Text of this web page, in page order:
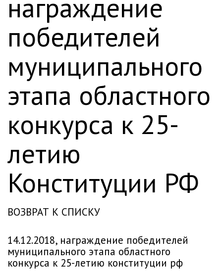
награждение
победителей
муниципального
этапа областного
конкурса к 25-
летию
Конституции РФ
ВОЗВРАТ К СПИСКУ
14.12.2018, награждение победителей
муниципального этапа областного
конкурса к 25-летию конституции рф